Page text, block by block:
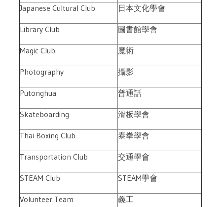
Japanese Cultural Club 日本文化學會
Library Club 圖書館學會
Magic Club 魔術
Photography 攝影
Putonghua 普通話
Skateboarding 滑板學會
Thai Boxing Club 泰拳學會
Transportation Club 交通學會
STEAM Club STEAM學會
Volunteer Team 義工